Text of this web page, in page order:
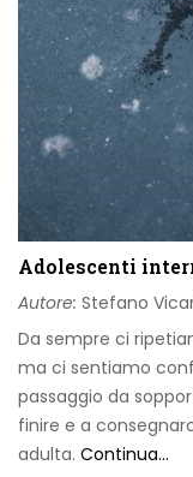
Adolescenti
Autore: Stefano
Da sempre ci
ma ci sentiamo
passaggio da
finire e a
adulta. Continua...